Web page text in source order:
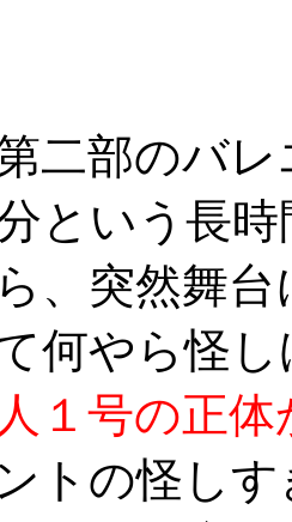
二部のバ
という長
、突然舞
何やら怪
１号の正体
トの怪し